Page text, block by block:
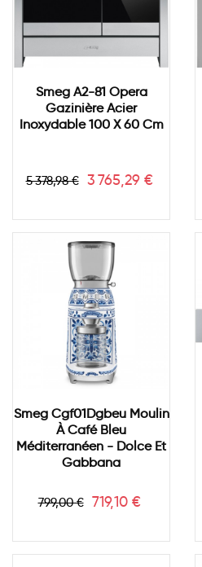
Smeg A2-81 Opera
Gazinière Acier
Inoxydable 100 X 60 Cm
Prix
5 378,98 € Prix
3 765,29 €
Smeg Cgf01Dgbeu Moulin
À Café Bleu
Méditerranéen - Dolce Et
Gabbana
Prix
799,00 € Prix
719,10 €